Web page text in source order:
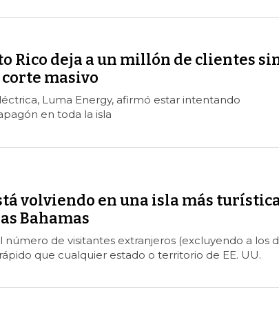
Rico deja a un millón de clientes
masivo
Luma Energy, afirmó estar intentando
en toda la isla
volviendo en una isla más
Bahamas
número de visitantes extranjeros (excluyendo a los
que cualquier estado o territorio de EE. UU.